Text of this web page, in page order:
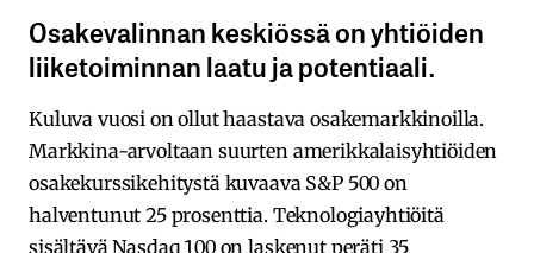
Osakevalinnan keskiössä on yhtiöiden
liiketoiminnan laatu ja potentiaali.
Kuluva vuosi on ollut haastava osakemarkkinoilla.
Markkina-arvoltaan suurten amerikkalaisyhtiöiden
osakekurssikehitystä kuvaava S&P 500 on
halventunut 25 prosenttia. Teknologiayhtiöitä
sisältävä Nasdaq 100 on laskenut peräti 35